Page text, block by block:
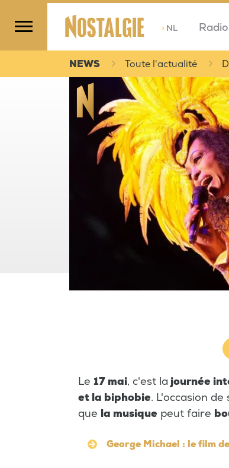
>NL Radio
NEWS Toute l'actualité
Le 17 mai, c'est la journée
et la biphobie. L'occasion
que la musique peut faire
George Michael : le film